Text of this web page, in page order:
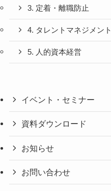
3. 定着・離職防止
4. タレントマネジメント
5. 人的資本経営
イベント・セミナー
資料ダウンロード
お知らせ
お問い合わせ